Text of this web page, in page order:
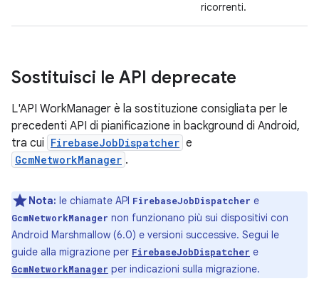
ricorrenti.
Sostituisci le API deprecate
L'API WorkManager è la sostituzione consigliata per le
precedenti API di pianificazione in background di Android,
tra cui FirebaseJobDispatcher e
GcmNetworkManager .
Nota: le chiamate API FirebaseJobDispatcher e
GcmNetworkManager non funzionano più sui dispositivi con
Android Marshmallow (6.0) e versioni successive. Segui le
guide alla migrazione per FirebaseJobDispatcher e
GcmNetworkManager per indicazioni sulla migrazione.